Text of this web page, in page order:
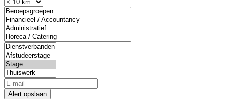
Alert opslaan